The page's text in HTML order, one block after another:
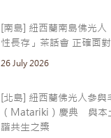
[南島] 紐西蘭南島佛光人
性長存」茶話會 正確面
26 July 2026
[北島] 紐西蘭佛光人參與
（Matariki）慶典 與本
諧共生之槳